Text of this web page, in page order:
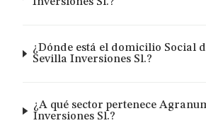
¿Dónde está el domicilio Social
Sevilla Inversiones Sl.?
¿A qué sector pertenece
Inversiones Sl.?